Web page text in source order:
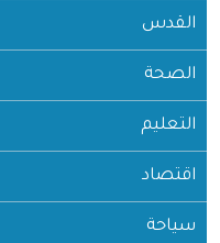
القدس
الصحة
التعليم
اقتصاد
سياحة